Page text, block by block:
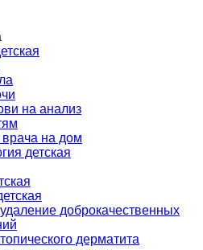
на анализ
врача на дом
детская
доброкачественных
дерматита